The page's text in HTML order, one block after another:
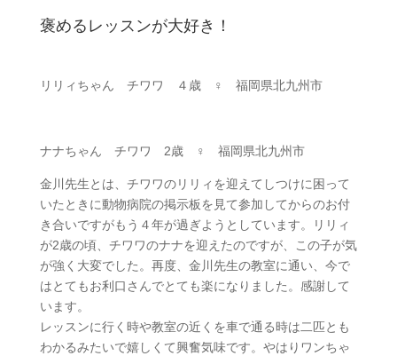
褒めるレッスンが大好き！
リリィちゃん チワワ ４歳 ♀ 福岡県北九州市
ナナちゃん チワワ 2歳 ♀ 福岡県北九州市
金川先生とは、チワワのリリィを迎えてしつけに困って
いたときに動物病院の掲示板を見て参加してからのお付
き合いですがもう４年が過ぎようとしています。リリィ
が2歳の頃、チワワのナナを迎えたのですが、この子が気
が強く大変でした。再度、金川先生の教室に通い、今で
はとてもお利口さんでとても楽になりました。感謝して
います。
レッスンに行く時や教室の近くを車で通る時は二匹とも
わかるみたいで嬉しくて興奮気味です。やはりワンちゃ